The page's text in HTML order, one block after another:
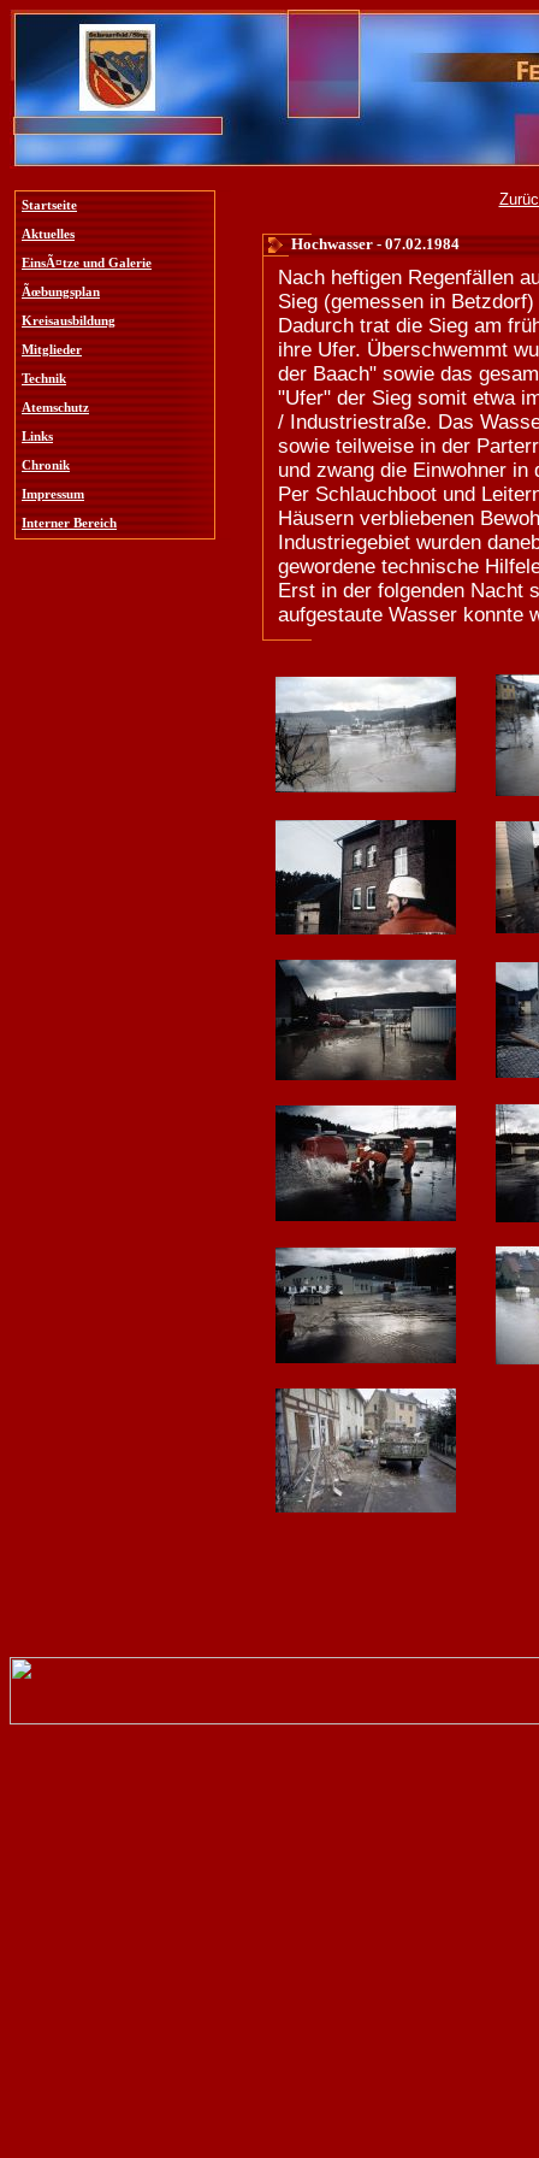
Startseite
Aktuelles
EinsÃ¤tze und Galerie
Ãœbungsplan
Kreisausbildung
Mitglieder
Technik
Atemschutz
Links
Chronik
Impressum
Interner Bereich
Hochwasser - 07.02.1984
Nach heftigen Regenfällen
Sieg (gemessen in
Dadurch trat die Sieg am
ihre Ufer. Überschwemmt
der Baach" sowie das
"Ufer" der Sieg somit etwa
/ Industriestraße. Das
sowie teilweise in der
und zwang die Einwohner
Per Schlauchboot und
Häusern verbliebenen
Industriegebiet wurden
gewordene technische
Erst in der folgenden Nacht
aufgestaute Wasser konnte